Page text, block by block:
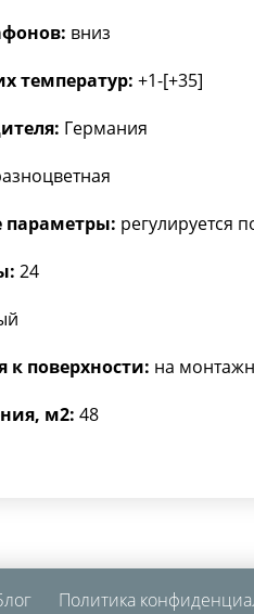
вниз
температур: +1-[+35]
Германия
параметры: регулируется
24
к поверхности: на
м2: 48
Политика